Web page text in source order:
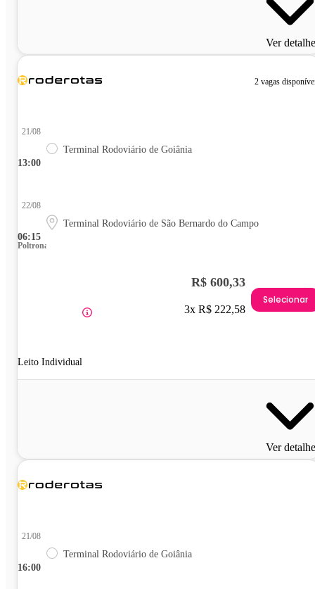
Ver
2 vagas
13:00
21/08
Terminal Rodoviário de Goiânia
06:15
22/08
Terminal Rodoviário de São Bernardo do Campo
Poltrona
Leito Individual
R$ 600,33
3x R$ 222,58
Selecionar
Ver
16:00
21/08
Terminal Rodoviário de Goiânia